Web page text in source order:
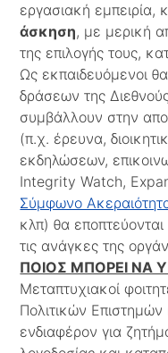
εργασιακή εμπειρία,
άσκηση, με μερική
της επιλογής τους,
Ως εκπαιδευόμενοι
δράσεων της
συμβάλλουν στην
(π.χ. έρευνα,
εκδηλώσεων,
Integrity Watch,
Σύμφωνο
κλπ) θα
τις ανάγκες της
ΠΟΙΟΣ ΜΠΟΡΕΙ ΝΑ
Μεταπτυχιακοί
Πολιτικών
ενδιαφέρον για